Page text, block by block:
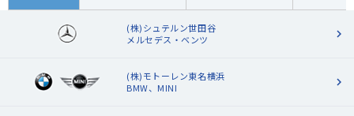
(株)シュテルン世田谷
メルセデス・ベンツ
(株)モトーレン東名横浜
BMW、MINI